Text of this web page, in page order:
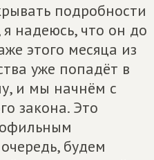
подробности
я надеюсь, что он до
этого месяца из
уже попадёт в
и мы начнём с
закона. Это
будем